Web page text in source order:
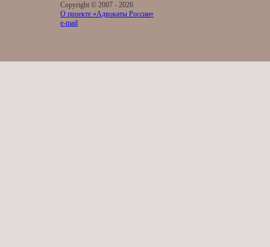
Copyright © 2007 - 2026
О проекте «Адвокаты России»
e-mail